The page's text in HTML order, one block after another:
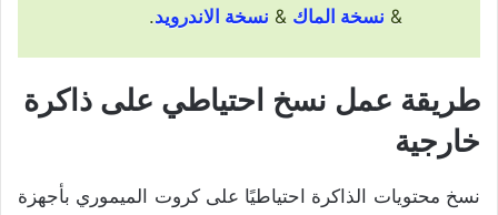
& نسخة الماك & نسخة الاندرويد.
طريقة عمل نسخ احتياطي على ذاكرة
خارجية
نسخ محتويات الذاكرة احتياطيًا على كروت الميموري بأجهزة